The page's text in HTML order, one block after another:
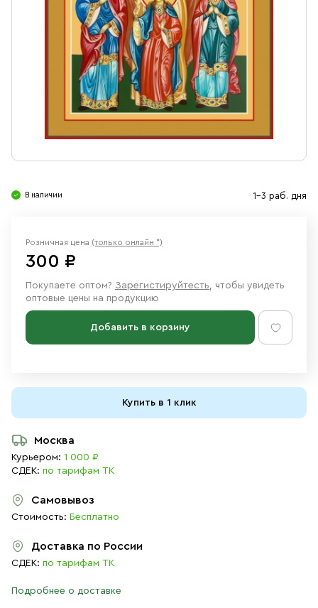
Ювелирные изделия
В наличии 1-3 раб. дня
Розничная цена (только онлайн *)
300 ₽
Покупаете оптом? Зарегистируйтесть, чтобы увидеть
оптовые цены на продукцию
Добавить в корзину
Купить в 1 клик
Москва
Курьером: 1 000 ₽
СДЕК: по тарифам ТК
Самовывоз
Стоимость: Бесплатно
Доставка по России
СДЕК: по тарифам ТК
Подробнее о доставке